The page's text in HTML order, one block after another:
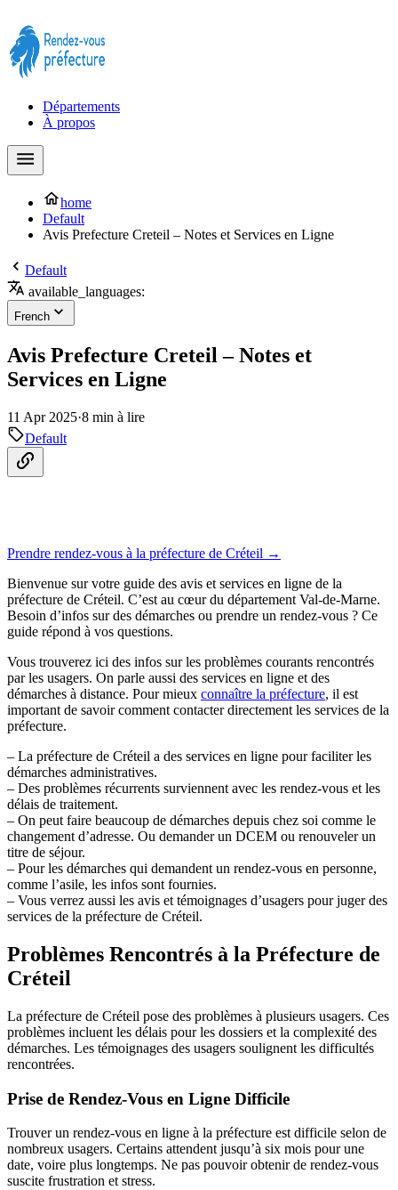
Départements
À propos
home
Default
Avis Prefecture Creteil – Notes et Services en Ligne
Default
available_languages:
French
Avis Prefecture Creteil – Notes et
Services en Ligne
11 Apr 2025·8 min à lire
Default
Prendre rendez-vous à la préfecture de Créteil →
Bienvenue sur votre guide des avis et services en ligne de la
préfecture de Créteil. C’est au cœur du département Val-de-Marne.
Besoin d’infos sur des démarches ou prendre un rendez-vous ? Ce
guide répond à vos questions.
Vous trouverez ici des infos sur les problèmes courants rencontrés
par les usagers. On parle aussi des services en ligne et des
démarches à distance. Pour mieux connaître la préfecture, il est
important de savoir comment contacter directement les services de la
préfecture.
– La préfecture de Créteil a des services en ligne pour faciliter les
démarches administratives.
– Des problèmes récurrents surviennent avec les rendez-vous et les
délais de traitement.
– On peut faire beaucoup de démarches depuis chez soi comme le
changement d’adresse. Ou demander un DCEM ou renouveler un
titre de séjour.
– Pour les démarches qui demandent un rendez-vous en personne,
comme l’asile, les infos sont fournies.
– Vous verrez aussi les avis et témoignages d’usagers pour juger des
services de la préfecture de Créteil.
Problèmes Rencontrés à la Préfecture de
Créteil
La préfecture de Créteil pose des problèmes à plusieurs usagers. Ces
problèmes incluent les délais pour les dossiers et la complexité des
démarches. Les témoignages des usagers soulignent les difficultés
rencontrées.
Prise de Rendez-Vous en Ligne Difficile
Trouver un rendez-vous en ligne à la préfecture est difficile selon de
nombreux usagers. Certains attendent jusqu’à six mois pour une
date, voire plus longtemps. Ne pas pouvoir obtenir de rendez-vous
suscite frustration et stress.